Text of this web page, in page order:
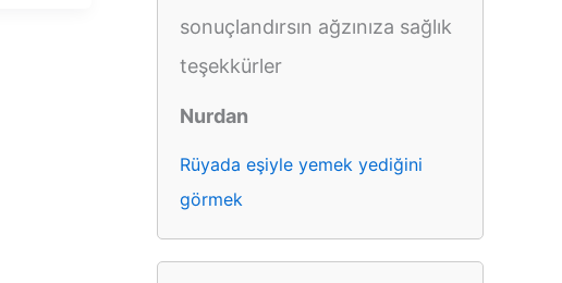
sonuçlandırsın ağzınıza sağlık
teşekkürler
Nurdan
Rüyada eşiyle yemek yediğini
görmek